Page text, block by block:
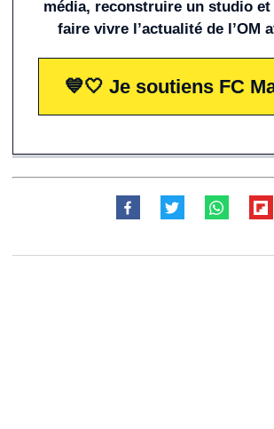
média, reconstruire un studio
faire vivre l’actualité de l’OM
💙🤍 Je soutiens FC